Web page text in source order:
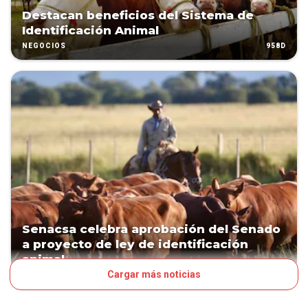
Destacan beneficios del Sistema de
Identificación Animal
NEGOCIOS 958D
Senacsa celebra aprobación del Senado
a proyecto de ley de identificación
animal
Cargar más noticias